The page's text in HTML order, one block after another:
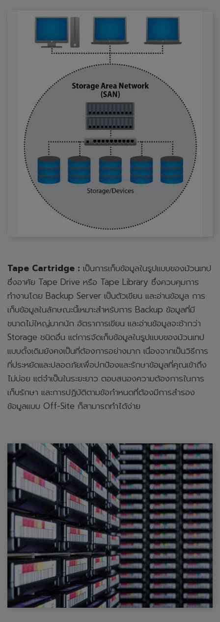
Tape Cartridge : เป็นการเก็บข้อมูลในรูปแบบของม้วนเทป
ซึ่งอาศัย Tape Drive หรือ Tape Library ซึ่งควบคุมการ
ทำงานโดย Backup Server เป็นตัวเขียน และอ่านข้อมูล การ
เก็บข้อมูลในลักษณะนี้เหมาะสำหรับการ Backup ข้อมูลที่มี
ขนาดไม่ใหญ่มากนัก อัตราการเขียน และอ่านข้อมูลจะช้ากว่า
Storage ชนิดอื่น แต่การจัดเก็บข้อมูลในรูปแบบของม้วนเทป
แบบดั้งเดิมยังคงเป็นที่ต้องการอย่างมาก เนื่องจากเป็นวิธีการ
ที่ประหยัดและปลอดภัยเพื่อปกป้องและรักษาข้อมูลที่คุณเข้าถึง
ไม่บ่อย แต่จำเป็นในระยะยาว ตอบสนองความต้องการในการ
เก็บรักษา และการปฏิบัติตามข้อกำหนดที่ต้องมีการสำรอง
ข้อมูลแบบ Off-Site ก็สามารถทำได้ง่าย